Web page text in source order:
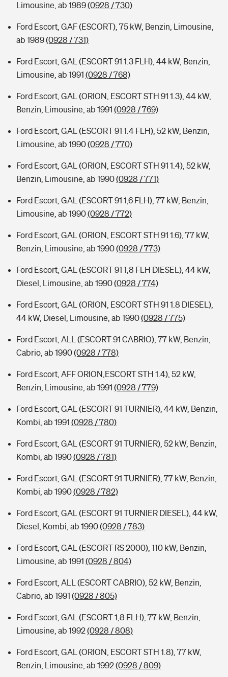
Limousine, ab 1989(0928 / 730)
Ford Escort, GAF (ESCORT), 75 kW, Benzin, Limousine,
ab 1989(0928 / 731)
Ford Escort, GAL (ESCORT 91 1.3 FLH), 44 kW, Benzin,
Limousine, ab 1991 (0928 / 768)
Ford Escort, GAL (ORION, ESCORT STH 91 1.3), 44 kW,
Benzin, Limousine, ab 1991 (0928 / 769)
Ford Escort, GAL (ESCORT 91 1.4 FLH), 52 kW, Benzin,
Limousine, ab 1990(0928 / 770)
Ford Escort, GAL (ORION, ESCORT STH 91 1.4), 52 kW,
Benzin, Limousine, ab 1990(0928 / 771)
Ford Escort, GAL (ESCORT 91 1,6 FLH), 77 kW, Benzin,
Limousine, ab 1990(0928 / 772)
Ford Escort, GAL (ORION, ESCORT STH 91 1.6), 77 kW,
Benzin, Limousine, ab 1990(0928 / 773)
Ford Escort, GAL (ESCORT 91 1,8 FLH DIESEL), 44 kW,
Diesel, Limousine, ab 1990(0928 / 774)
Ford Escort, GAL (ORION, ESCORT STH 91 1.8 DIESEL),
44 kW, Diesel, Limousine, ab 1990(0928 / 775)
Ford Escort, ALL (ESCORT 91 CABRIO), 77 kW, Benzin,
Cabrio, ab 1990(0928 / 778)
Ford Escort, AFF ORION,ESCORT STH 1.4), 52 kW,
Benzin, Limousine, ab 1991 (0928 / 779)
Ford Escort, GAL (ESCORT 91 TURNIER), 44 kW, Benzin,
Kombi, ab 1991 (0928 / 780)
Ford Escort, GAL (ESCORT 91 TURNIER), 52 kW, Benzin,
Kombi, ab 1990(0928 / 781)
Ford Escort, GAL (ESCORT 91 TURNIER), 77 kW, Benzin,
Kombi, ab 1990(0928 / 782)
Ford Escort, GAL (ESCORT 91 TURNIER DIESEL), 44 kW,
Diesel, Kombi, ab 1990(0928 / 783)
Ford Escort, GAL (ESCORT RS 2000), 110 kW, Benzin,
Limousine, ab 1991 (0928 / 804)
Ford Escort, ALL (ESCORT CABRIO), 52 kW, Benzin,
Cabrio, ab 1991 (0928 / 805)
Ford Escort, GAL (ESCORT 1,8 FLH), 77 kW, Benzin,
Limousine, ab 1992(0928 / 808)
Ford Escort, GAL (ORION, ESCORT STH 1.8), 77 kW,
Benzin, Limousine, ab 1992(0928 / 809)